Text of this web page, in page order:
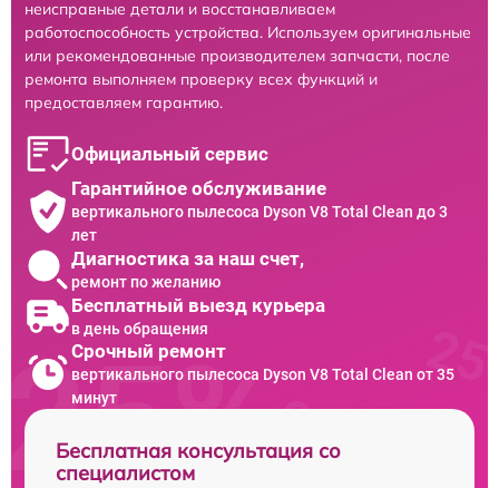
неисправные детали и восстанавливаем
работоспособность устройства. Используем оригинальные
или рекомендованные производителем запчасти, после
ремонта выполняем проверку всех функций и
предоставляем гарантию.
Официальный сервис
Гарантийное обслуживание
вертикального пылесоса Dyson V8 Total Clean до 3
лет
Диагностика за наш счет,
ремонт по желанию
Бесплатный выезд курьера
в день обращения
Срочный ремонт
вертикального пылесоса Dyson V8 Total Clean от 35
минут
Бесплатная консультация со
специалистом